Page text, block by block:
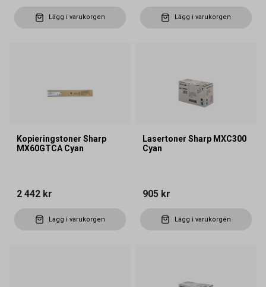
Lägg i varukorgen Lägg i varukorgen
Kopieringstoner Sharp
MX60GTCA Cyan
2 442 kr
Lägg i varukorgen
Lasertoner Sharp MXC300
Cyan
905 kr
Lägg i varukorgen